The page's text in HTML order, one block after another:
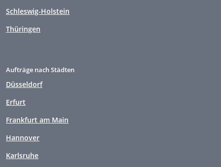
Schleswig-Holstein
Thüringen
Aufträge nach Städten
Düsseldorf
Erfurt
Frankfurt am Main
Hannover
Karlsruhe